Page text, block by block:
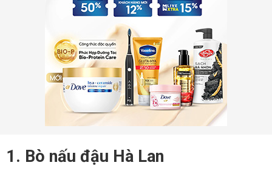
1. Bò nấu đậu Hà Lan